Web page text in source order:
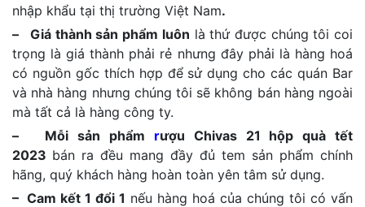
nhập khẩu tại thị trường Việt Nam.
– Giá thành sản phẩm luôn là thứ được chúng tôi coi
trọng là giá thành phải rẻ nhưng đây phải là hàng hoá
có nguồn gốc thích hợp để sử dụng cho các quán Bar
và nhà hàng nhưng chúng tôi sẽ không bán hàng ngoài
mà tất cả là hàng công ty.
– Mỗi sản phẩm rượu Chivas 21 hộp quà tết
2023 bán ra đều mang đầy đủ tem sản phẩm chính
hãng, quý khách hàng hoàn toàn yên tâm sử dụng.
– Cam kết 1 đổi 1 nếu hàng hoá của chúng tôi có vấn